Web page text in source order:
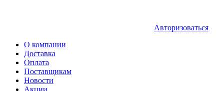
Авторизоваться
О компании
Доставка
Оплата
Поставщикам
Новости
Акции